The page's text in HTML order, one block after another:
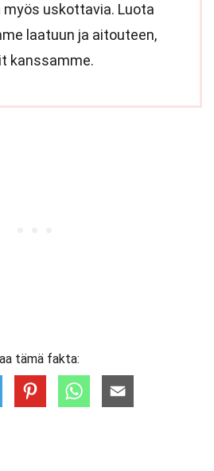
uskottavia. Luota
laatuun ja aitouteen,
kanssamme.
tämä fakta: